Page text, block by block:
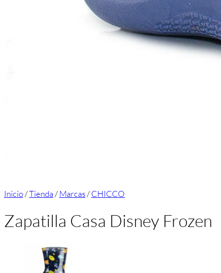
Inicio/Tienda/Marcas/CHICCO
Zapatilla Casa Disney Frozen